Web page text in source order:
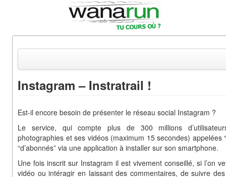
Equipements & Tests
Parcours & Courses
Instagram – Instratrail !
Est-il encore besoin de présenter le réseau social Instagram ?
Le service, qui compte plus de 300 millions
photographies et ses vidéos (maximum 15 secondes) appelées
“d’abonnés” via une application à installer sur son smartphone.
Une fois inscrit sur Instagram il est vivement conseillé, si l’on
vidéo ou intéragir en laissant des commentaires, de suivre des